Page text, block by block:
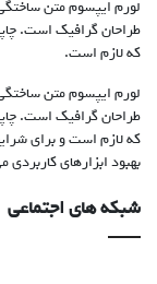
لورم ایپسوم متن
طراحان گرافیک است.
که لازم است.
لورم ایپسوم متن
طراحان گرافیک است.
که لازم است و برای
بهبود ابزارهای کاربردی
شبکه های اجتماعی